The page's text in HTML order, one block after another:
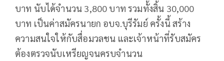
บาท นับได้จำนวน 3,800 บาท รวมทั้งสิ้น 30,000
บาท เป็นค่าสมัครนายก อบจ.บุรีรัมย์ ครั้งนี้ สร้าง
ความสนใจให้กับสื่อมวลชน และเจ้าหน้าที่รับสมัคร
ต้องตรวจนับเหรียญจนครบจำนวน